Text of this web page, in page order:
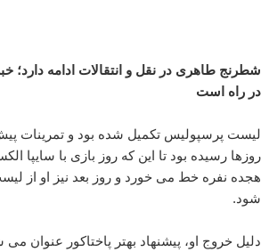
شطرنج طاهری در نقل و انتقالات ادامه
در راه است
لیست پرسپولیس تکمیل شده بود و تمرینات
روزها رسیده بود تا این که روز بازی با سایپا
هجده نفره خط می خورد و روز بعد نیز او از
شود.
دلیل خروج او، پیشنهاد بهتر پاختاکور عنوان